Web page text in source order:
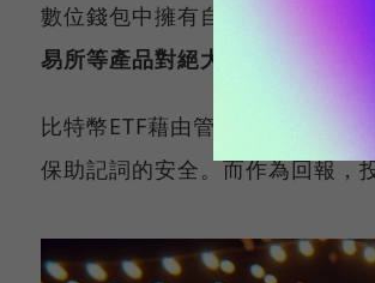
數位錢包中擁有自己的數位黃金
易所等產品對絕大多數人來說，
比特幣ETF藉由管理大多數人不
保助記詞的安全。而作為回報，